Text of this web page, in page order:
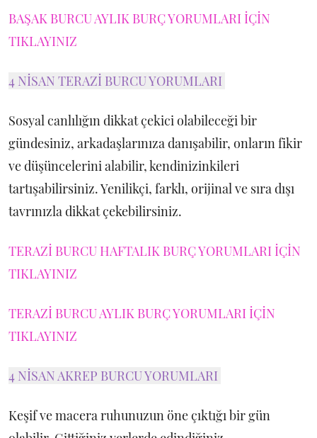
BAŞAK BURCU AYLIK BURÇ YORUMLARI İÇİN
TIKLAYINIZ
4 NİSAN TERAZİ BURCU YORUMLARI
Sosyal canlılığın dikkat çekici olabileceği bir
gündesiniz, arkadaşlarınıza danışabilir, onların fikir
ve düşüncelerini alabilir, kendinizinkileri
tartışabilirsiniz. Yenilikçi, farklı, orijinal ve sıra dışı
tavrınızla dikkat çekebilirsiniz.
TERAZİ BURCU HAFTALIK BURÇ YORUMLARI İÇİN
TIKLAYINIZ
TERAZİ BURCU AYLIK BURÇ YORUMLARI İÇİN
TIKLAYINIZ
4 NİSAN AKREP BURCU YORUMLARI
Keşif ve macera ruhunuzun öne çıktığı bir gün